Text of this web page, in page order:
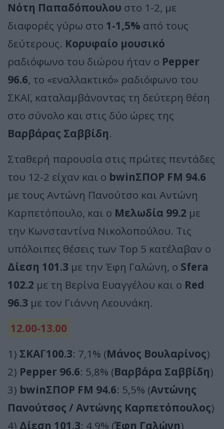
Νότη Παπαδόπουλου στο 1-2, με
διαφορές γύρω στο 1-1,5% από τους
δεύτερους. Κορυφαίο μουσικό
ραδιόφωνο του διώρου ήταν ο Pepper
96.6, το «εναλλακτικό» ραδιόφωνο του
ΣΚΑΪ, καταλαμβάνοντας τη δεύτερη θέση
στο σύνολο και στις δύο ώρες της
Βαρβάρας Σαββίδη.
Σταθερή παρουσία στις πρώτες πεντάδες
του 12-2 είχαν και ο bwinΣΠΟΡ FM 94.6
με τους Αντώνη Πανούτσο και Αντώνη
Καρπετόπουλο, και ο Μελωδία 99.2 με
την Κωνσταντίνα Νικολοπούλου. Τις
υπόλοιπες θέσεις των Top 5 κατέλαβαν ο
Δίεση 101.3 με την Έφη Γαλώνη, ο Sfera
102.2 με τη Βερίνα Ευαγγέλου και ο Red
96.3 με τον Γιάννη Λεουνάκη.
12.00-13.00
1) ΣΚΑΪ 100.3: 7,1% (Μάνος Βουλαρίνος)
2) Pepper 96.6: 5,8% (Βαρβάρα Σαββίδη)
3) bwinΣΠΟΡ FM 94.6: 5,5% (Αντώνης
Πανούτσος / Αντώνης Καρπετόπουλος)
4) Δίεση 101.3: 4,9% (Έφη Γαλώνη)